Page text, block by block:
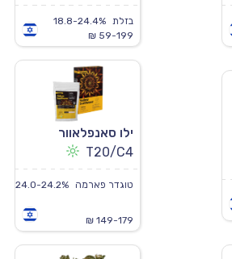
בזלת 18.8-24.4%
59-199 ₪
ילו סאנפלאוור
T20/C4
טוגדר פארמה 24.0-24.2%
149-179 ₪